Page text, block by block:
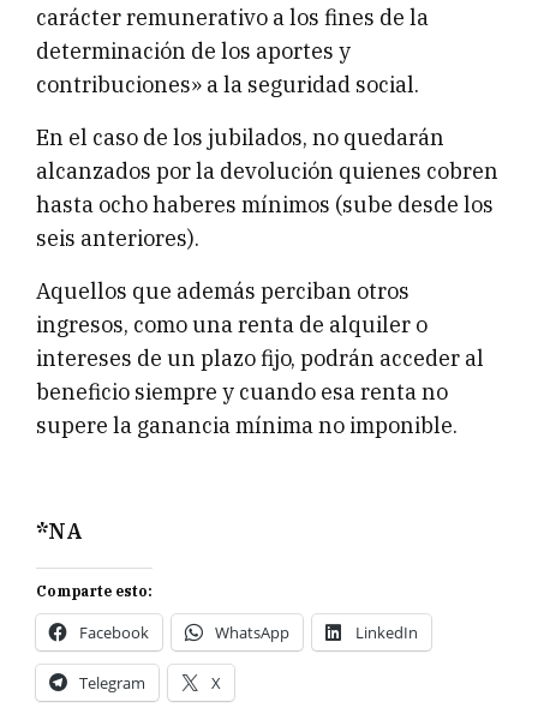
carácter remunerativo a los fines de la
determinación de los aportes y
contribuciones» a la seguridad social.
En el caso de los jubilados, no quedarán
alcanzados por la devolución quienes cobren
hasta ocho haberes mínimos (sube desde los
seis anteriores).
Aquellos que además perciban otros
ingresos, como una renta de alquiler o
intereses de un plazo fijo, podrán acceder al
beneficio siempre y cuando esa renta no
supere la ganancia mínima no imponible.
*NA
Comparte esto:
Facebook WhatsApp LinkedIn
Telegram X